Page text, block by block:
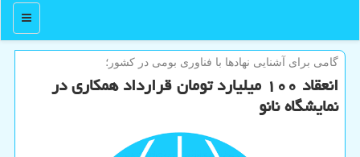
منو
گامی برای آشنایی نهادها با فناوری بومی در كشور؛
انعقاد ۱۰۰ میلیارد تومان قرارداد همکاری در
نمایشگاه نانو